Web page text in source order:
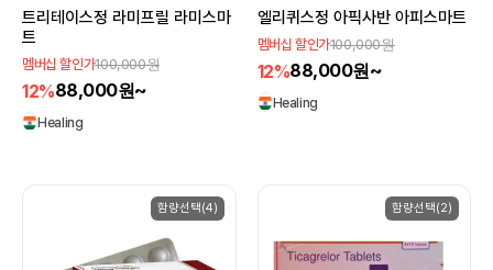
트리테이스정 라미프릴 라미스마
트
멤버십 할인가100,000원
12%88,000원~
Healing
엘리퀴스정 아픽사반 아피스마트
멤버십 할인가100,000원
12%88,000원~
Healing
함량선택(4) 함량선택(2)